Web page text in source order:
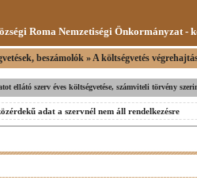
Roma Nemzetiségi Önkormányzat -
beszámolók » A költségvetés
ellátó szerv éves költségvetése, számviteli törvény
adat a szervnél nem áll rendelkezésre